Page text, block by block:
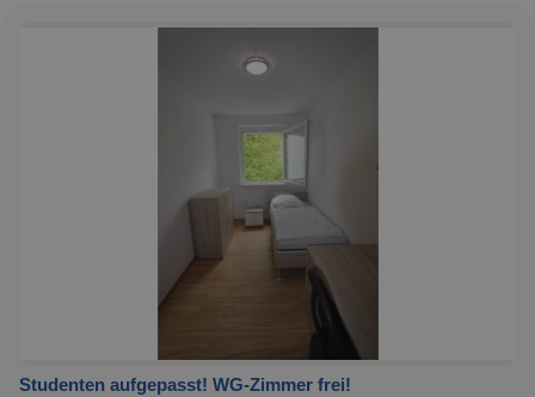
Studenten aufgepasst! WG-Zimmer frei!